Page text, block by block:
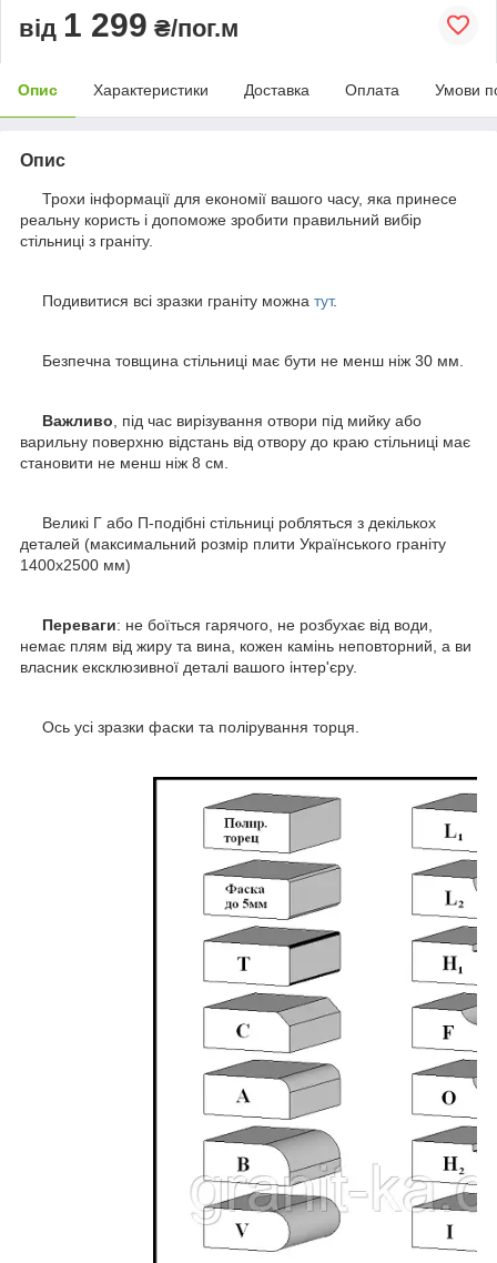
від 1 299 ₴/пог.м
Опис Характеристики Доставка Оплата Умови
Опис
Трохи інформації для економії вашого часу, яка принесе
реальну користь і допоможе зробити правильний вибір
стільниці з граніту.
Подивитися всі зразки граніту можна тут.
Безпечна товщина стільниці має бути не менш ніж 30 мм.
Важливо , під час вирізування отвори під мийку або
варильну поверхню відстань від отвору до краю стільниці має
становити не менш ніж 8 см.
Великі Г або П-подібні стільниці робляться з декількох
деталей (максимальний розмір плити Українського граніту
1400х2500 мм)
Переваги: не боїться гарячого, не розбухає від води,
немає плям від жиру та вина, кожен камінь неповторний, а ви
власник ексклюзивної деталі вашого інтер'єру.
Ось усі зразки фаски та полірування торця.